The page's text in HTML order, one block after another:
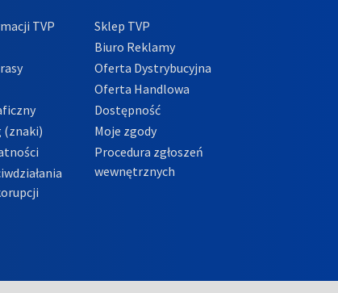
TVP
(znaki)
Sklep TVP
Biuro Reklamy
Oferta Dystrybucyjna
Oferta Handlowa
Dostępność
Moje zgody
Procedura zgłoszeń
wewnętrznych